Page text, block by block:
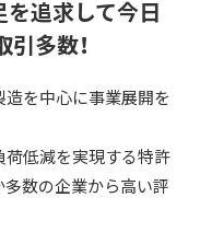
を追求して今日
多数！
造を中心に事業展開を
荷低減を実現する特許
多数の企業から高い評